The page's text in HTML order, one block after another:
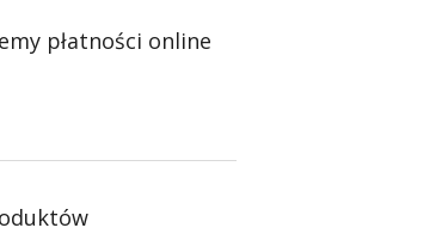
płatności online